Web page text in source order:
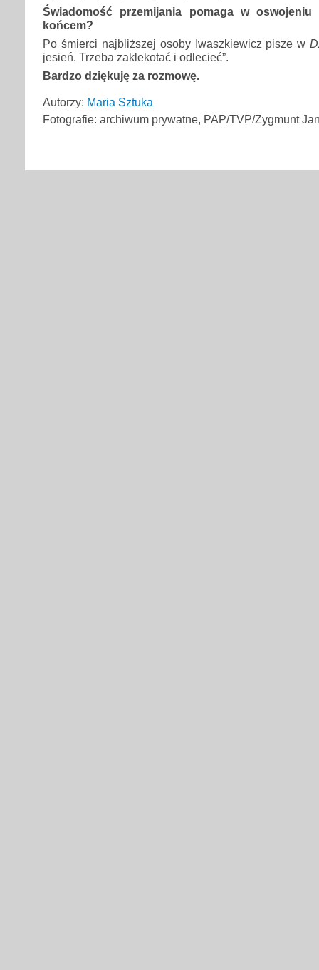
Świadomość przemijania pomaga w
końcem?
Po śmierci najbliższej osoby Iwaszkiewicz pisze w
jesień. Trzeba zaklekotać i odlecieć”.
Bardzo dziękuję za rozmowę.
Autorzy: Maria Sztuka
Fotografie: archiwum prywatne, PAP/TVP/Zygmunt